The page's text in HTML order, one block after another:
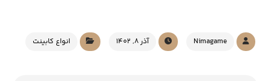
Nimagame آذر 8, 1402 انواع کابینت